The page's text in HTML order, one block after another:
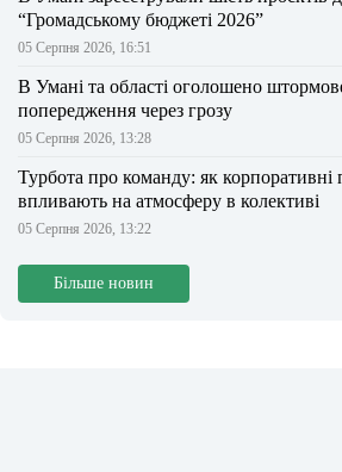
“Громадському бюджеті 2026”
05 Серпня 2026, 16:51
В Умані та області оголошено
попередження через грозу
05 Серпня 2026, 13:28
Турбота про команду: як корпоративні
впливають на атмосферу в колективі
05 Серпня 2026, 13:22
Більше новин